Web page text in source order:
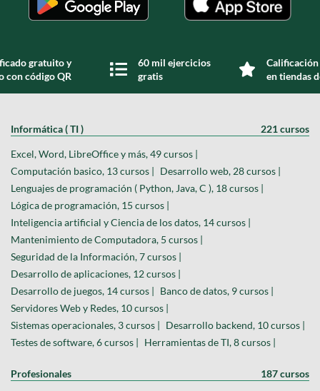
gratuito y
con código QR
60 mil ejercicios
gratis
en tiendas
Informática ( TI ) 221 cursos
Excel, Word, LibreOffice y más, 49 cursos |
Computación basico, 13 cursos | Desarrollo web, 28 cursos |
Lenguajes de programación ( Python, Java, C ), 18 cursos |
Lógica de programación, 15 cursos |
Inteligencia artificial y Ciencia de los datos, 14 cursos |
Mantenimiento de Computadora, 5 cursos |
Seguridad de la Información, 7 cursos |
Desarrollo de aplicaciones, 12 cursos |
Desarrollo de juegos, 14 cursos | Banco de datos, 9 cursos |
Servidores Web y Redes, 10 cursos |
Sistemas operacionales, 3 cursos | Desarrollo backend, 10 cursos |
Testes de software, 6 cursos | Herramientas de TI, 8 cursos |
Profesionales 187 cursos